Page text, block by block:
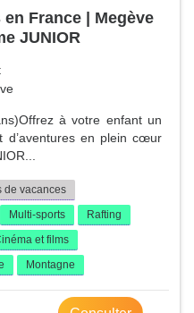
France | Megève
JUNIOR
à votre enfant un
d’aventures en plein cœur
de vacances
Multi-sports
Rafting
et films
Montagne